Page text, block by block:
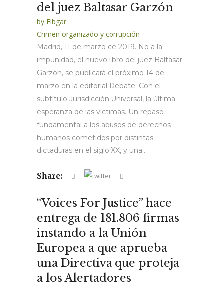
del juez Baltasar Garzón
by Fibgar
Crimen organizado y corrupción
Madrid, 11 de marzo de 2019. No a la
impunidad, el nuevo libro del juez Baltasar
Garzón, se publicará el próximo 14 de
marzo en la editorial Debate. Con el
subtítulo Jurisdicción Universal, la última
esperanza de las víctimas. Un repaso
fundamental a los abusos de derechos
humanos cometidos por distintas
dictaduras en el siglo XX, y una...
Share:
“Voices For Justice” hace
entrega de 181.806 firmas
instando a la Unión
Europea a que aprueba
una Directiva que proteja
a los Alertadores